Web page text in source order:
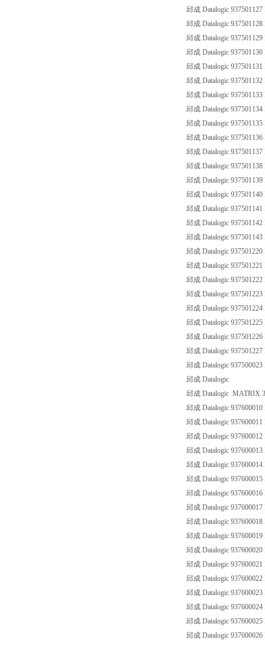
邱成 Datalogic
邱成 Datalogic
邱成 Datalogic
邱成 Datalogic
邱成 Datalogic
邱成 Datalogic
邱成 Datalogic
邱成 Datalogic
邱成 Datalogic
邱成 Datalogic
邱成 Datalogic
邱成 Datalogic
邱成 Datalogic
邱成 Datalogic
邱成 Datalogic
邱成 Datalogic
邱成 Datalogic
邱成 Datalogic
邱成 Datalogic
邱成 Datalogic
邱成 Datalogic
邱成 Datalogic
邱成 Datalogic
邱成 Datalogic
邱成 Datalogic
邱成 Datalogic
邱成 Datalogic
邱成 Datalogic MATRIX
邱成 Datalogic
邱成 Datalogic
邱成 Datalogic
邱成 Datalogic
邱成 Datalogic
邱成 Datalogic
邱成 Datalogic
邱成 Datalogic
邱成 Datalogic
邱成 Datalogic
邱成 Datalogic
邱成 Datalogic
邱成 Datalogic
邱成 Datalogic
邱成 Datalogic
邱成 Datalogic
邱成 Datalogic